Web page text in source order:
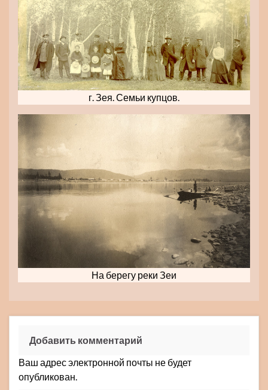
г. Зея. Семьи купцов.
На берегу реки Зеи
Добавить комментарий
Ваш адрес электронной почты не будет
опубликован.